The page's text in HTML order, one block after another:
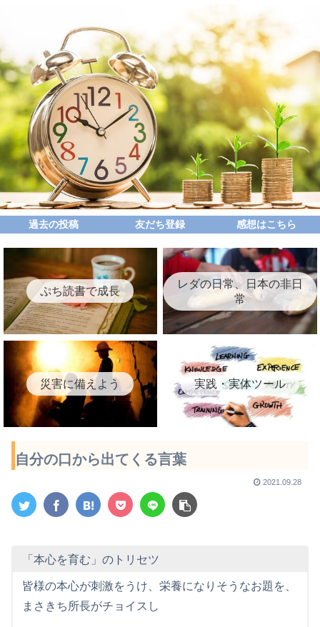
過去の投稿 友だち登録 感想はこちら
ぷち読書で成長
レダの日常、日本の非日
常
災害に備えよう 実践・実体ツール
自分の口から出てくる言葉
2021.09.28
「本心を育む」のトリセツ
皆様の本心が刺激をうけ、栄養になりそうなお題を、
まさきち所長がチョイスし